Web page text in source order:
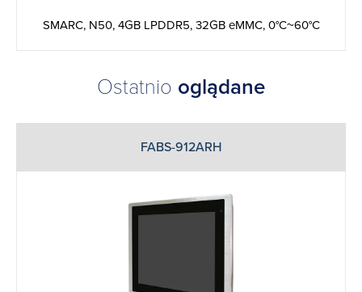
SMARC, N50, 4GB LPDDR5, 32GB eMMC, 0°C~60°C
Ostatnio oglądane
FABS-912ARH